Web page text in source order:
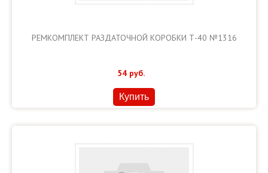
РЕМКОМПЛЕКТ РАЗДАТОЧНОЙ КОРОБКИ Т-40 №1316
54 руб.
Купить